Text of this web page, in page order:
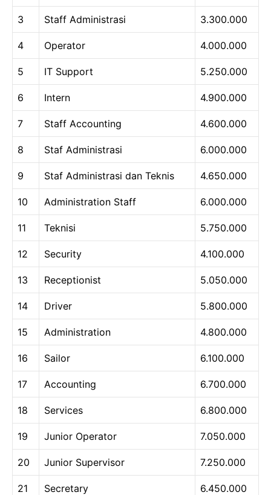
3 Staff Administrasi 3.300.000
4 Operator 4.000.000
5 IT Support 5.250.000
6 Intern 4.900.000
7 Staff Accounting 4.600.000
8 Staf Administrasi 6.000.000
9 Staf Administrasi dan Teknis 4.650.000
10 Administration Staff 6.000.000
11 Teknisi 5.750.000
12 Security 4.100.000
13 Receptionist 5.050.000
14 Driver 5.800.000
15 Administration 4.800.000
16 Sailor 6.100.000
17 Accounting 6.700.000
18 Services 6.800.000
19 Junior Operator 7.050.000
20 Junior Supervisor 7.250.000
21 Secretary 6.450.000